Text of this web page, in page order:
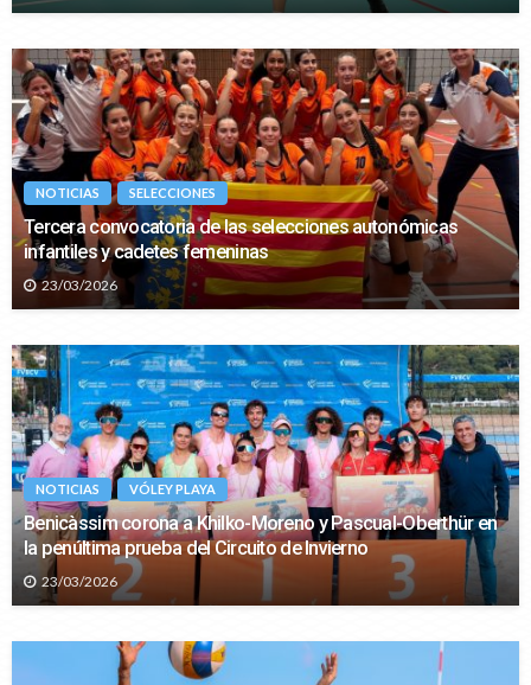
NOTICIAS SELECCIONES
Tercera convocatoria de las selecciones autonómicas
infantiles y cadetes femeninas
23/03/2026
NOTICIAS VÓLEY PLAYA
Benicàssim corona a Khilko-Moreno y Pascual-Oberthür en
la penúltima prueba del Circuito de Invierno
23/03/2026